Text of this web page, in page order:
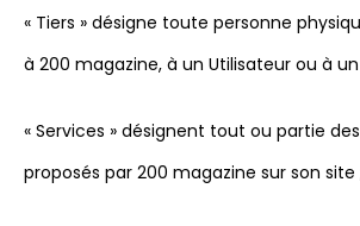
« Tiers » désigne toute personne
à 200 magazine, à un Utilisateur ou à
« Services » désignent tout ou partie
proposés par 200 magazine sur son site